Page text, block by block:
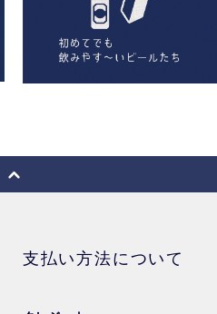
支払い方法について